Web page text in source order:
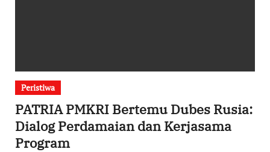
Peristiwa
PATRIA PMKRI Bertemu Dubes Rusia:
Dialog Perdamaian dan Kerjasama
Program